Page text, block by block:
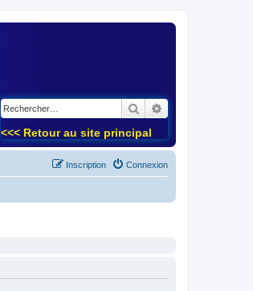
Rechercher
<<< Retour au site principal
Connexion
Inscription